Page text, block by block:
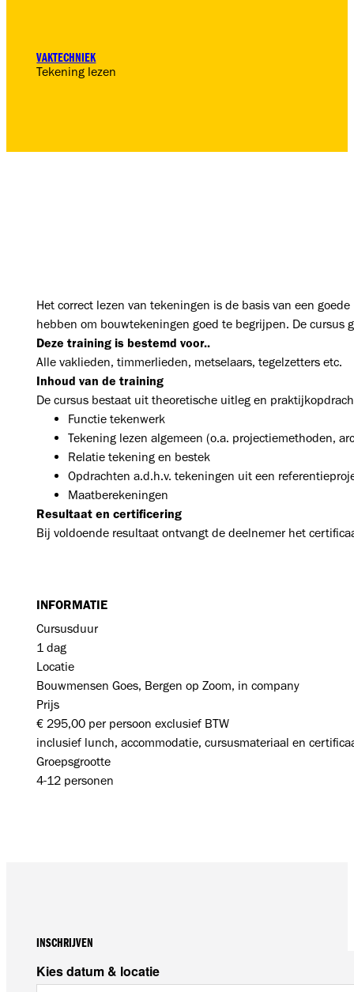
VAKTECHNIEK
Tekening lezen
Het correct lezen van tekeningen is de basis van een
hebben om bouwtekeningen goed te begrijpen. De cursus
Deze training is bestemd voor..
Alle vaklieden, timmerlieden, metselaars, tegelzetters etc.
Inhoud van de training
De cursus bestaat uit theoretische uitleg en
Functie tekenwerk
Tekening lezen algemeen (o.a. projectiemethoden,
Relatie tekening en bestek
Opdrachten a.d.h.v. tekeningen uit een
Maatberekeningen
Resultaat en certificering
Bij voldoende resultaat ontvangt de deelnemer het
INFORMATIE
Cursusduur
1 dag
Locatie
Bouwmensen Goes, Bergen op Zoom, in company
Prijs
€ 295,00 per persoon exclusief BTW
inclusief lunch, accommodatie, cursusmateriaal en
Groepsgrootte
4-12 personen
INSCHRIJVEN